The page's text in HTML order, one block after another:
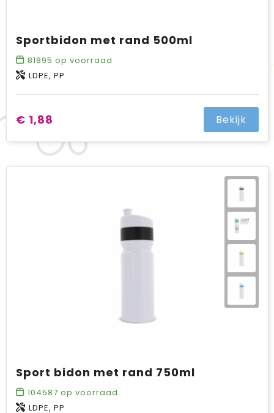
Sportbidon met rand 500ml
81895 op voorraad
LDPE, PP
€ 1,88 Bekijk
Sport bidon met rand 750ml
104587 op voorraad
LDPE, PP